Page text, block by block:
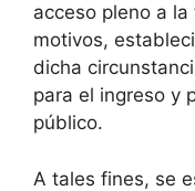
acceso pleno a
motivos,
dicha
para el ingreso y
público.
A tales fines, se